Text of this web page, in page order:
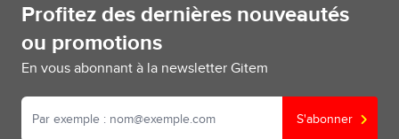
Profitez des dernières nouveautés
ou promotions
En vous abonnant à la newsletter Gitem
S'abonner